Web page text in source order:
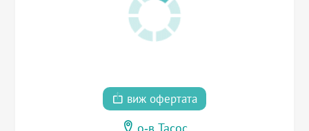
виж офертата